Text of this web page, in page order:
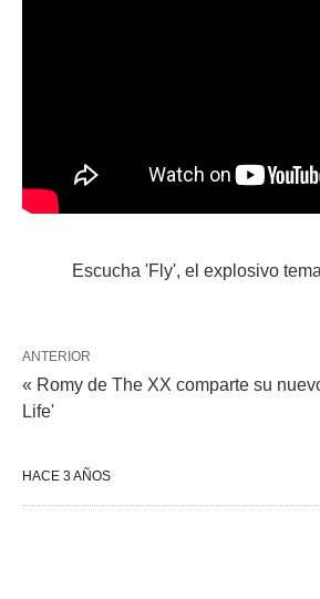
Escucha 'Fly', el explosivo
ANTERIOR
« Romy de The XX comparte su
Life'
HACE 3 AÑOS